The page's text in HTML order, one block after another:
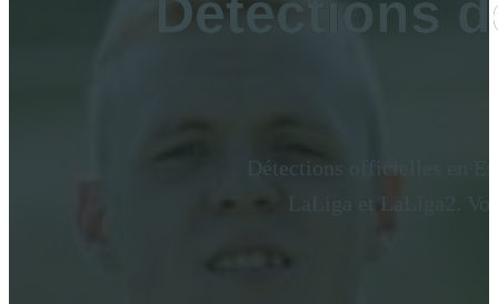
Détections
Détections officielles en
LaLiga et LaLiga2.